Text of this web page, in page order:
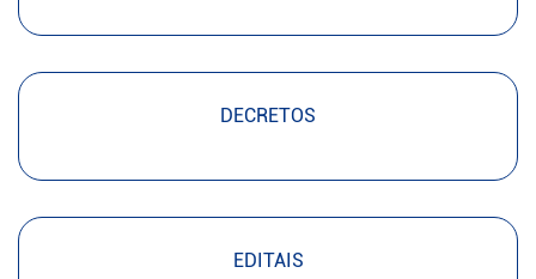
DECRETOS
EDITAIS